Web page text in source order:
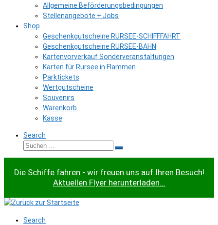
Allgemeine Beförderungsbedingungen
Stellenangebote + Jobs
Shop
Geschenkgutscheine RURSEE-SCHIFFFAHRT
Geschenkgutscheine RURSEE-BAHN
Kartenvorverkauf Sonderveranstaltungen
Karten für Rursee in Flammen
Parktickets
Wertgutscheine
Souvenirs
Warenkorb
Kasse
Search
Suche
Suchen …
Die Schiffe fahren - wir freuen uns auf Ihren Besuch!
Aktuellen Flyer herunterladen...
Search